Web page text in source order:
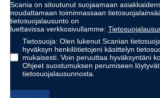
Scania on sitoutunut suojaamaan
noudattamaan toiminnassaan
tietosuojalausunto on
luettavissa verkkosivullamme:
Tietosuoja: Olen lukenut Scanian
hyväksyn henkilötietojeni käsittelyn
mukaisesti. Voin peruuttaa hyväksyntäni
Ohjeet suostumuksen perumiseen
tietosuojalausunnosta.